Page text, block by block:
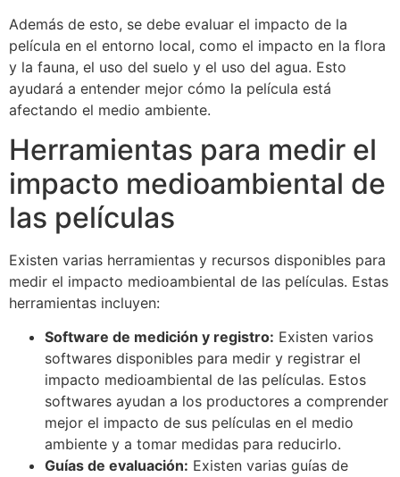
Además de esto, se debe evaluar el impacto de la
película en el entorno local, como el impacto en la flora
y la fauna, el uso del suelo y el uso del agua. Esto
ayudará a entender mejor cómo la película está
afectando el medio ambiente.
Herramientas para medir el
impacto medioambiental de
las películas
Existen varias herramientas y recursos disponibles para
medir el impacto medioambiental de las películas. Estas
herramientas incluyen:
Software de medición y registro: Existen varios
softwares disponibles para medir y registrar el
impacto medioambiental de las películas. Estos
softwares ayudan a los productores a comprender
mejor el impacto de sus películas en el medio
ambiente y a tomar medidas para reducirlo.
Guías de evaluación: Existen varias guías de